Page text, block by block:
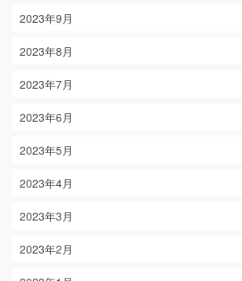
2023年9月
2023年8月
2023年7月
2023年6月
2023年5月
2023年4月
2023年3月
2023年2月